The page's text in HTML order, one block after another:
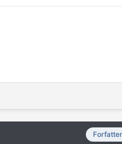
Forfatter